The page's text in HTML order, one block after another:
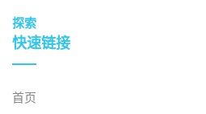
探索
快速链接
首页